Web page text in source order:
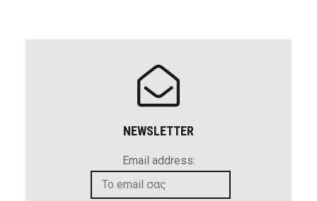
NEWSLETTER
Email address: